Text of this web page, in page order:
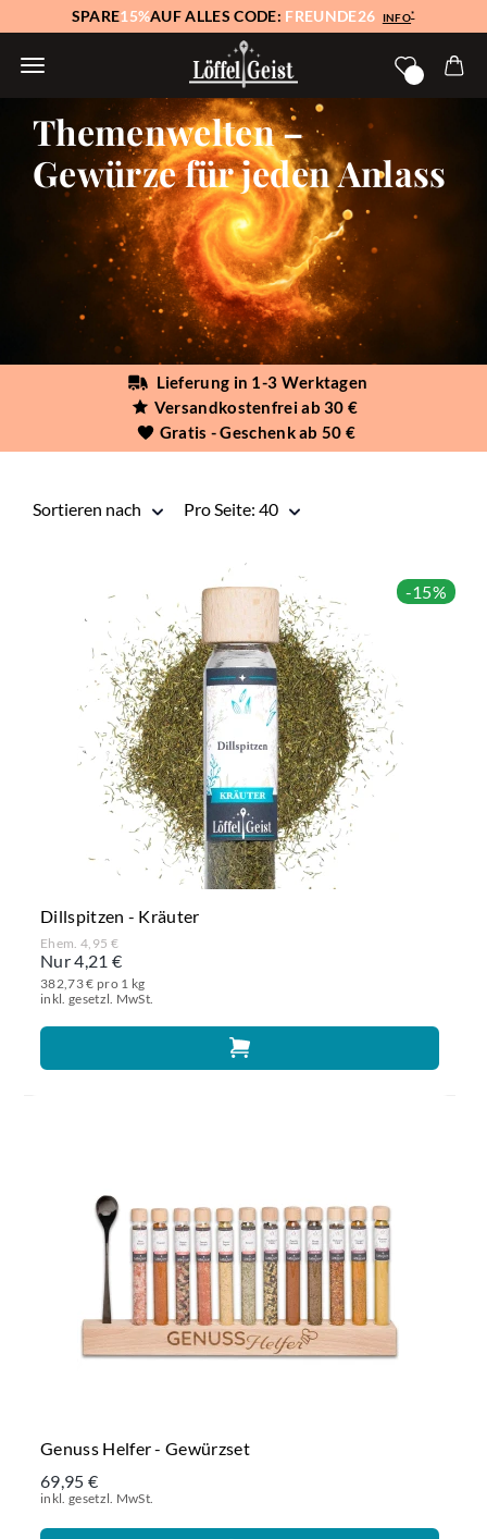
SPARE15%AUF ALLES CODE: FREUNDE26 INFO*
Themenwelten –
Gewürze für jeden Anlass
Lieferung in 1-3 Werktagen
Versandkostenfrei ab 30 €
Gratis - Geschenk ab 50 €
Sortieren nach
Pro Seite: 40
-15%
Dillspitzen - Kräuter
Ehem. 4,95 €
Nur 4,21 €
382,73 € pro 1 kg
inkl. gesetzl. MwSt.
Genuss Helfer - Gewürzset
69,95 €
inkl. gesetzl. MwSt.